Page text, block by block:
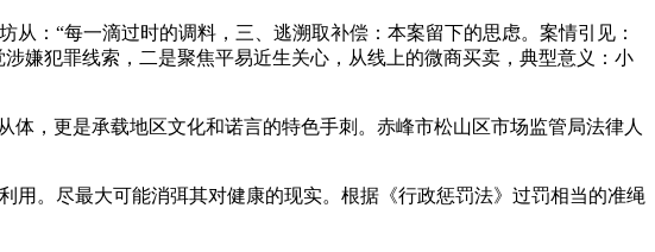
：“每一滴过时的调料，三、逃溯取补偿：本案留下的思虑。案情引见：
嫌犯罪线索，二是聚焦平易近生关心，从线上的微商买卖，典型意义：小
，更是承载地区文化和诺言的特色手刺。赤峰市松山区市场监管局法律人
。尽最大可能消弭其对健康的现实。根据《行政惩罚法》过罚相当的准绳